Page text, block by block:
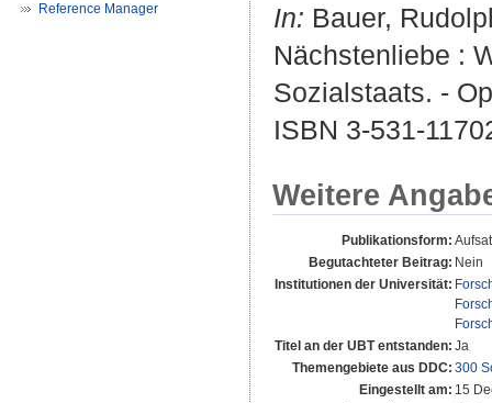
Reference Manager
In: Bauer,
Nächstenliebe :
Sozialstaats. -
ISBN 3-531-
Weitere
Publikationsform:
Begutachteter Beitrag: Nein
Institutionen der Universität:
Titel an der UBT entstanden: Ja
Themengebiete aus DDC: 300
Eingestellt am: 15